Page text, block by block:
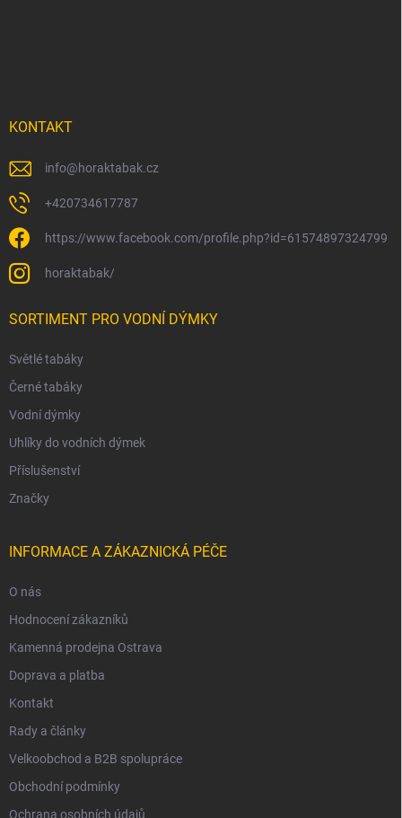
KONTAKT
info@horaktabak.cz
+420734617787
https://www.facebook.com/profile.php?id=61574897324799
horaktabak/
SORTIMENT PRO VODNÍ DÝMKY
Světlé tabáky
Černé tabáky
Vodní dýmky
Uhlíky do vodních dýmek
Příslušenství
Značky
INFORMACE A ZÁKAZNICKÁ PÉČE
O nás
Hodnocení zákazníků
Kamenná prodejna Ostrava
Doprava a platba
Kontakt
Rady a články
Velkoobchod a B2B spolupráce
Obchodní podmínky
Ochrana osobních údajů